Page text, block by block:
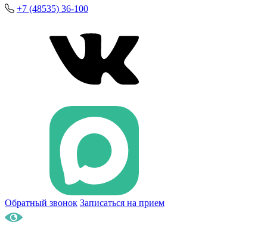
+7 (48535) 36-100
Обратный звонок Записаться на прием